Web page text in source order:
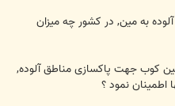
به مین, در کشور چه میزان
کوب جهت پاکسازی مناطق آلوده,
اطمینان نمود ؟